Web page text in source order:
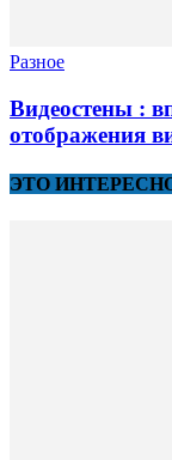
Разное
Видеостены :
отображения
ЭТО